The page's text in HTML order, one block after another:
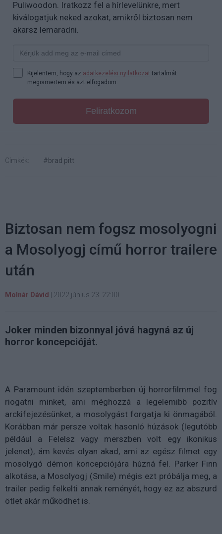
Puliwoodon. Iratkozz fel a hírlevelünkre, mert
kiválogatjuk neked azokat, amikről biztosan nem
akarsz lemaradni.
Kijelentem, hogy az adatkezelési nyilatkozat tartalmát
megismertem és azt elfogadom.
Feliratkozom
Címkék: #brad pitt
Biztosan nem fogsz mosolyogni
a Mosolyogj című horror trailere
után
Molnár Dávid 2022 június 23. 22:00
Joker minden bizonnyal jóvá hagyná az új
horror koncepcióját.
A Paramount idén szeptemberben új horrorfilmmel fog
riogatni minket, ami méghozzá a legelemibb pozitív
arckifejezésünket, a mosolygást forgatja ki önmagából.
Korábban már persze voltak hasonló húzások (legutóbb
például a Felelsz vagy merszben volt egy ikonikus
jelenet), ám kevés olyan akad, ami az egész filmet egy
mosolygó démon koncepciójára húzná fel. Parker Finn
alkotása, a Mosolyogj (Smile) mégis ezt próbálja meg, a
trailer pedig felkelti annak reményét, hogy ez az abszurd
ötlet akár működhet is.